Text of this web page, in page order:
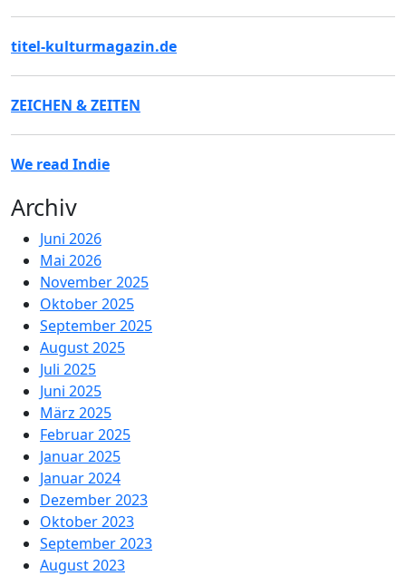
titel-kulturmagazin.de
ZEICHEN & ZEITEN
We read Indie
Archiv
Juni 2026
Mai 2026
November 2025
Oktober 2025
September 2025
August 2025
Juli 2025
Juni 2025
März 2025
Februar 2025
Januar 2025
Januar 2024
Dezember 2023
Oktober 2023
September 2023
August 2023